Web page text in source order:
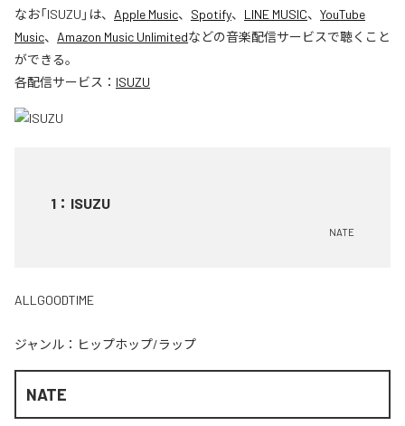
なお「ISUZU 」は、 Apple Music、 Spotify、 LINE MUSIC、 YouTube
Music、 Amazon Music Unlimitedなどの音楽配信サービスで聴くこと
ができる。
各配信サービス： ISUZU
1 ： ISUZU
NATE
ALLGOODTIME
ジャンル： ヒップホップ/ラップ
NATE